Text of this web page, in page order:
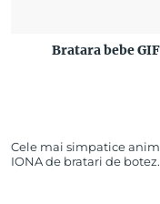
Bratara bebe
Cele mai simpatice
IONA de bratari de